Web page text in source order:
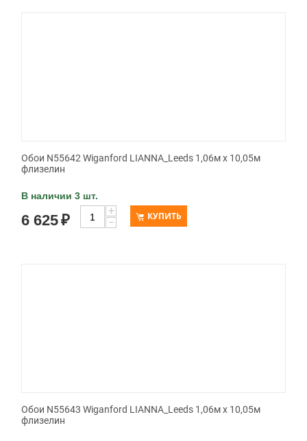
Обои N55642 Wiganford LIANNA_Leeds 1,06м х 10,05м
флизелин
В наличии 3 шт.
6 625₽
+
−
КУПИТЬ
Обои N55643 Wiganford LIANNA_Leeds 1,06м х 10,05м
флизелин